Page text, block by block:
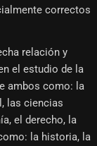
correctos
relación y
el estudio de la
ambos como: la
las ciencias
el derecho, la
la historia, la